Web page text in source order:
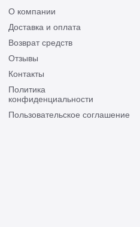
О компании
Доставка и оплата
Возврат средств
Отзывы
Контакты
Политика
конфиденциальности
Пользовательское соглашение